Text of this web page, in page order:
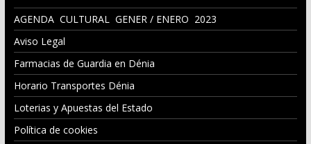
AGENDA CULTURAL GENER / ENERO 2023
Aviso Legal
Farmacias de Guardia en Dénia
Horario Transportes Dénia
Loterias y Apuestas del Estado
Política de cookies